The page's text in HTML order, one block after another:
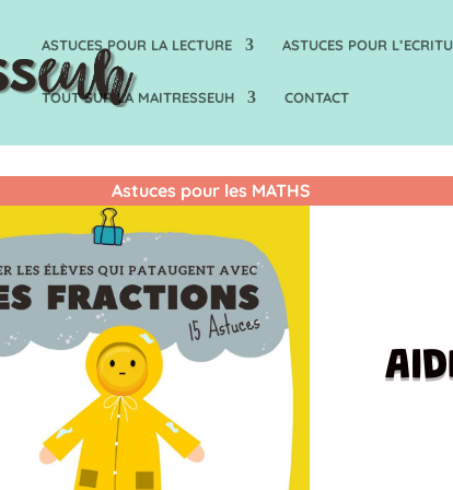
ASTUCES POUR LA LECTURE ASTUCES POUR
TOUT SUR LA MAITRESSEUH CONTACT
Astuces pour les MATHS